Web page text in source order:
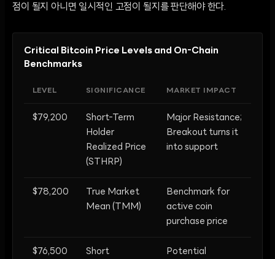
점이 될지 아니면 일시적인 고점이 될지를 판단해야 한다.
Critical Bitcoin Price Levels and On-Chain
Benchmarks
LEVEL SIGNIFICANCE MARKET IMPACT
$79,200
Short-Term
Holder
Realized Price
(STHRP)
Major Resistance;
Breakout turns it
into support
$78,200
True Market
Mean (TMM)
Benchmark for
active coin
purchase price
$76,500
Short
Potential